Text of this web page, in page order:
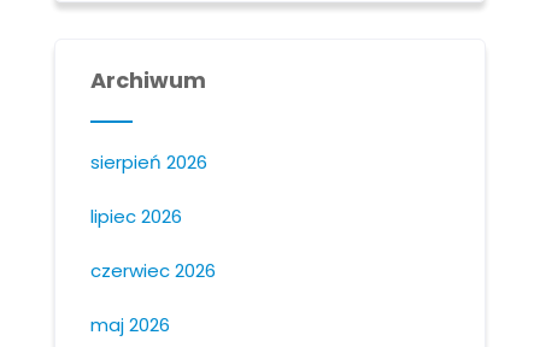
Archiwum
sierpień 2026
lipiec 2026
czerwiec 2026
maj 2026